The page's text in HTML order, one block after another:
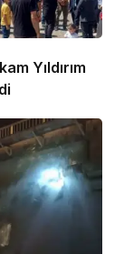
Yıldırım